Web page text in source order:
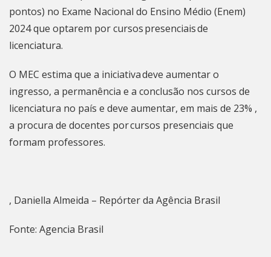
pontos) no Exame Nacional do Ensino Médio (Enem)
2024 que optarem por cursos presenciais de
licenciatura.
O MEC estima que a iniciativa deve aumentar o
ingresso, a permanência e a conclusão nos cursos de
licenciatura no país e deve aumentar, em mais de 23% ,
a procura de docentes por cursos presenciais que
formam professores.
, Daniella Almeida – Repórter da Agência Brasil
Fonte: Agencia Brasil